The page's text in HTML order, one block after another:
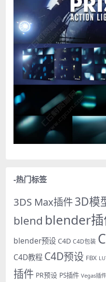
-热门标签
3DS Max插件3D模
blend blender插
blender预设 C4D C4D包装
C4D教程 C4D预设 FBX
插件 PR预设 PS插件 Vegas插件